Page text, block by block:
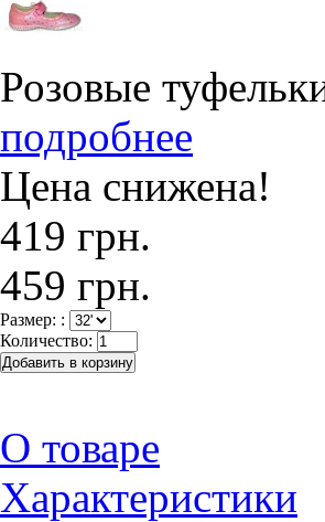
Розовые
подробнее
Цена снижена!
419 грн.
459 грн.
Размер: :
Количество:
О товаре
Характеристики